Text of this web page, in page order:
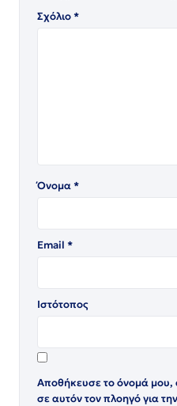
Σχόλιο*
Όνομα*
Email *
Ιστότοπος
Αποθήκευσε το όνομά μου,
σε αυτόν τον πλοηγό για